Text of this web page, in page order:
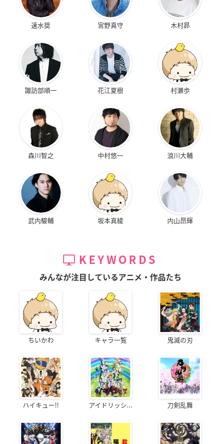
速水奨 宮野真守 木村昴
諏訪部順一 花江夏樹 村瀬歩
森川智之 中村悠一 浪川大輔
武内駿輔 坂本真綾 内山昂輝
KEYWORDS
みんなが注目しているアニメ・作品たち
ちいかわ キャラ一覧 鬼滅の刃
ハイキュー!! アイドリッシ... 刀剣乱舞